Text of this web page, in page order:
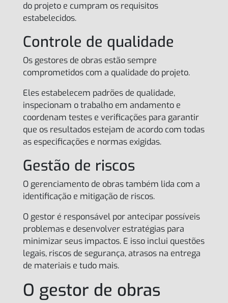
do projeto e cumpram os requisitos
estabelecidos.
Controle de qualidade
Os gestores de obras estão sempre
comprometidos com a qualidade do projeto.
Eles estabelecem padrões de qualidade,
inspecionam o trabalho em andamento e
coordenam testes e verificações para garantir
que os resultados estejam de acordo com todas
as especificações e normas exigidas.
Gestão de riscos
O gerenciamento de obras também lida com a
identificação e mitigação de riscos.
O gestor é responsável por antecipar possíveis
problemas e desenvolver estratégias para
minimizar seus impactos. E isso inclui questões
legais, riscos de segurança, atrasos na entrega
de materiais e tudo mais.
O gestor de obras